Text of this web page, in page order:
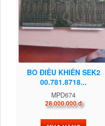
BO ĐIỀU KHIỂN SEK2
00.781.8718...
MPD674
28.000.000 đ